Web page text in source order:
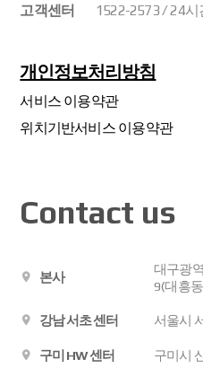
고객센터 1522-2573 / 24
개인정보처리방침
서비스 이용약관
위치기반서비스 이용약관
Contact us
본사
대구광
9(대흥
강남 서초 센터 서울시
구미 HW 센터 구미시